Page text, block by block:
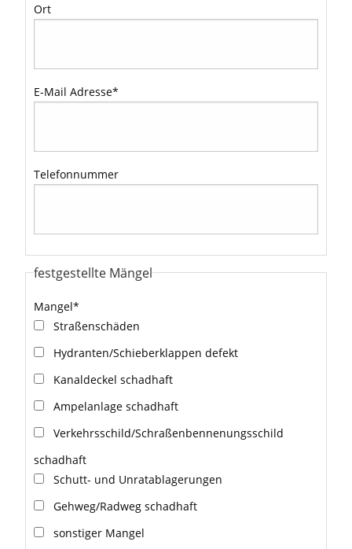
Ort
E-Mail Adresse*
Telefonnummer
festgestellte Mängel
Mangel*
Straßenschäden
Hydranten/Schieberklappen defekt
Kanaldeckel schadhaft
Ampelanlage schadhaft
schadhaft
Schutt- und Unratablagerungen
Gehweg/Radweg schadhaft
sonstiger Mangel